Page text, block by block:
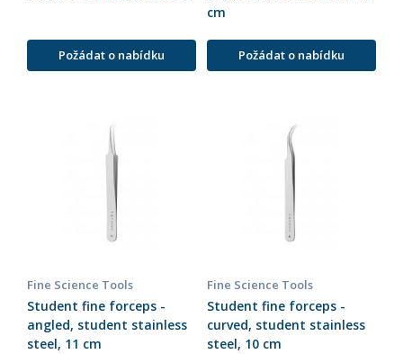
Požádat o nabídku
cm
Požádat o nabídku
Fine Science Tools
Student fine forceps -
angled, student stainless
steel, 11 cm
Fine Science Tools
Student fine forceps -
curved, student stainless
steel, 10 cm